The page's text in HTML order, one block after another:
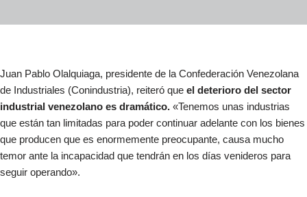
Juan Pablo Olalquiaga, presidente de la Confederación Venezolana
de Industriales (Conindustria), reiteró que el deterioro del sector
industrial venezolano es dramático. «Tenemos unas industrias
que están tan limitadas para poder continuar adelante con los bienes
que producen que es enormemente preocupante, causa mucho
temor ante la incapacidad que tendrán en los días venideros para
seguir operando».